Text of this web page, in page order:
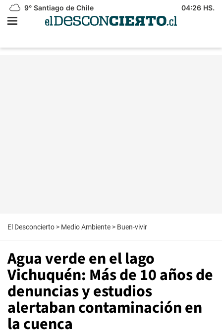
9° Santiago de Chile 04:26 HS.
El Desconcierto > Medio Ambiente > Buen-vivir
Agua verde en el lago
Vichuquén: Más de 10 años de
denuncias y estudios
alertaban contaminación en
la cuenca